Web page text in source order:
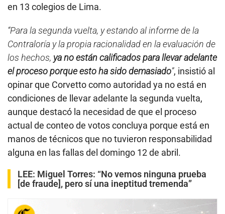
en 13 colegios de Lima.
“Para la segunda vuelta, y estando al informe de la
Contraloría y la propia racionalidad en la evaluación de
los hechos, ya no están calificados para llevar adelante
el proceso porque esto ha sido demasiado”, insistió al
opinar que Corvetto como autoridad ya no está en
condiciones de llevar adelante la segunda vuelta,
aunque destacó la necesidad de que el proceso
actual de conteo de votos concluya porque está en
manos de técnicos que no tuvieron responsabilidad
alguna en las fallas del domingo 12 de abril.
LEE: Miguel Torres: “No vemos ninguna prueba
[de fraude], pero sí una ineptitud tremenda”